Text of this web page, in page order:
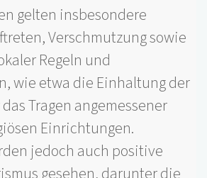
gelten insbesondere
Verschmutzung sowie
Regeln und
wie etwa die Einhaltung der
Tragen angemessener
Einrichtungen.
jedoch auch positive